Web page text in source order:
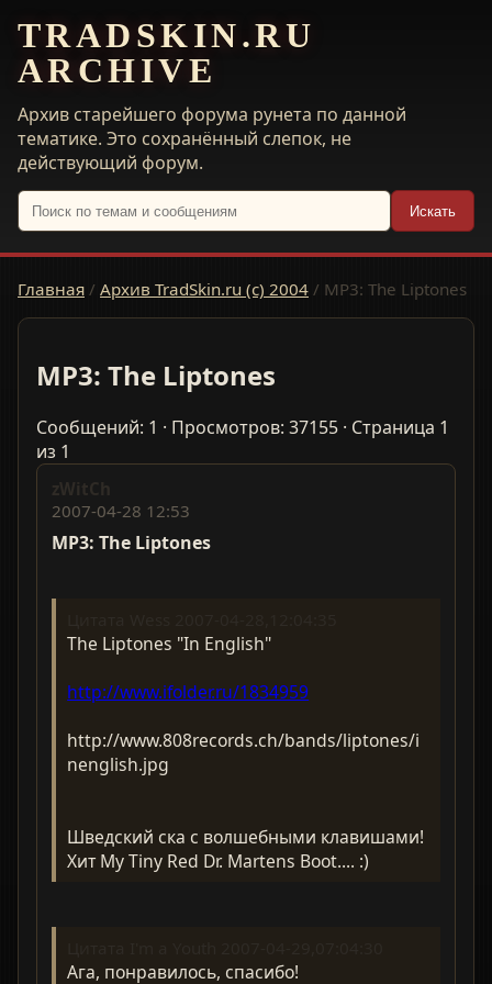
TRADSKIN.RU
ARCHIVE
Архив старейшего форума рунета по данной
тематике. Это сохранённый слепок, не
действующий форум.
Искать
Главная / Архив TradSkin.ru (с) 2004 / MP3: The Liptones
MP3: The Liptones
Сообщений: 1 · Просмотров: 37155 · Страница 1
из 1
zWitCh
2007-04-28 12:53
MP3: The Liptones
The Liptones "In English"
http://www.ifolder.ru/1834959
http://www.808records.ch/bands/liptones/i
nenglish.jpg
Шведский ска с волшебными клавишами!
Хит My Tiny Red Dr. Martens Boot.... :)
Ага, понравилось, спасибо!